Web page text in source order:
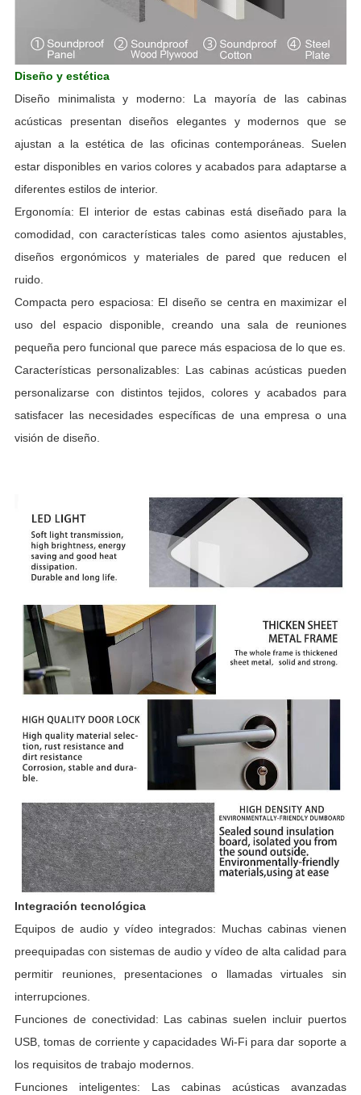
Diseño y estética
Diseño minimalista y moderno: La mayoría de las cabinas
acústicas presentan diseños elegantes y modernos que se
ajustan a la estética de las oficinas contemporáneas. Suelen
estar disponibles en varios colores y acabados para adaptarse a
diferentes estilos de interior.
Ergonomía: El interior de estas cabinas está diseñado para la
comodidad, con características tales como asientos ajustables,
diseños ergonómicos y materiales de pared que reducen el
ruido.
Compacta pero espaciosa: El diseño se centra en maximizar el
uso del espacio disponible, creando una sala de reuniones
pequeña pero funcional que parece más espaciosa de lo que es.
Características personalizables: Las cabinas acústicas pueden
personalizarse con distintos tejidos, colores y acabados para
satisfacer las necesidades específicas de una empresa o una
visión de diseño.
Integración tecnológica
Equipos de audio y vídeo integrados: Muchas cabinas vienen
preequipadas con sistemas de audio y vídeo de alta calidad para
permitir reuniones, presentaciones o llamadas virtuales sin
interrupciones.
Funciones de conectividad: Las cabinas suelen incluir puertos
USB, tomas de corriente y capacidades Wi-Fi para dar soporte a
los requisitos de trabajo modernos.
Funciones inteligentes: Las cabinas acústicas avanzadas